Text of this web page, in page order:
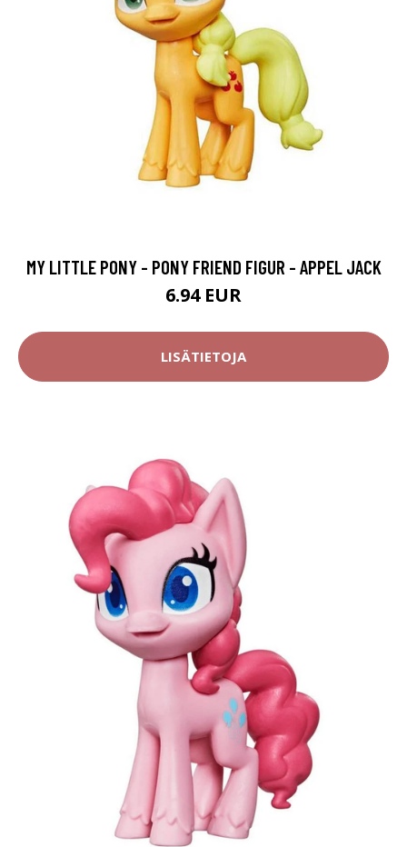
MY LITTLE PONY - PONY FRIEND FIGUR - APPEL JACK
6.94 EUR
LISÄTIETOJA